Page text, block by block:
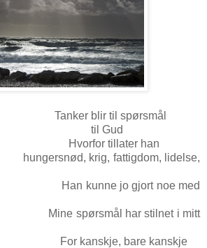
til spørsmål
tillater han
krig, fattigdom, lidelse,
jo gjort noe med
har stilnet i mitt
bare kanskje